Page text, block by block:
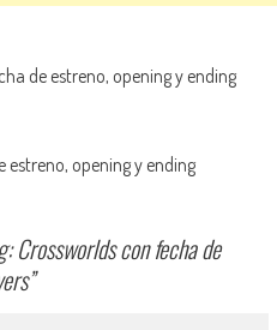
de estreno, opening y ending
estreno, opening y ending
Crossworlds con fecha de
”